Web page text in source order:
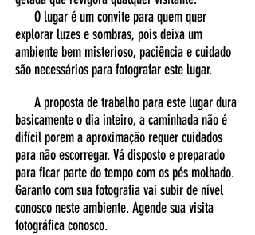
O lugar é um convite para quem quer
explorar luzes e sombras, pois deixa um
ambiente bem misterioso, paciência e cuidado
são necessários para fotografar este lugar.
A proposta de trabalho para este lugar dura
basicamente o dia inteiro, a caminhada não é
difícil porem a aproximação requer cuidados
para não escorregar. Vá disposto e preparado
para ficar parte do tempo com os pés molhado.
Garanto com sua fotografia vai subir de nível
conosco neste ambiente. Agende sua visita
fotográfica conosco.